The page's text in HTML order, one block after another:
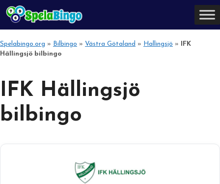
Hoppa
till
innehåll
Spelabingo.org » Bilbingo » Västra Götaland » Hallingsjö »
IFK
Hällingsjö bilbingo
IFK Hällingsjö
bilbingo